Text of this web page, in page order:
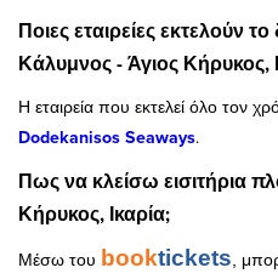
Ποιες εταιρείες εκτελούν
Κάλυμνος - Άγιος Κήρυκος,
Η εταιρεία που εκτελεί όλο τον
Dodekanisos Seaways.
Πως να κλείσω εισιτήρια
Κήρυκος, Ικαρία;
Μέσω του booktickets ,